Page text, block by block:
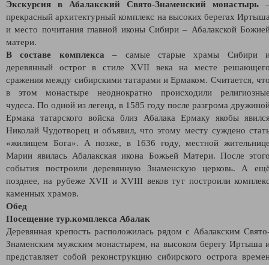
Экскурсия в Абалакский Свято-Знаменский монастырь
прекрасный архитектурный комплекс на высоких берегах
и место почитания главной иконы Сибири – Абалакской
матери.
В составе комплекса – самые старые храмы Сибири
деревянный острог в стиле XVII века на месте
сражения между сибирскими татарами и Ермаком. Считается,
в этом монастыре неоднократно происходили
чудеса. По одной из легенд, в 1585 году после разгрома
Ермака татарского войска близ Абалака Ермаку якобы
Николай Чудотворец и объявил, что этому месту суждено
«жилищем Бога». А позже, в 1636 году, местной
Марии явилась Абалакская икона Божьей Матери. После
события построили деревянную Знаменскую церковь. А
позднее, на рубеже XVII и XVIII веков тут построили
каменных храмов.
Обед
Посещение тур.комплекса Абалак
Деревянная крепость расположилась рядом с Абалакским
Знаменским мужским монастырем, на высоком берегу Иртыша
представляет собой реконструкцию сибирского острога